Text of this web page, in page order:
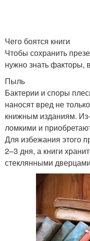
Чего боятся книги
Чтобы сохранить
нужно знать факторы,
Пыль
Бактерии и споры
наносят вред не
книжным изданиям.
ломкими и
Для избежания этого
2–3 дня, а книги
стеклянными